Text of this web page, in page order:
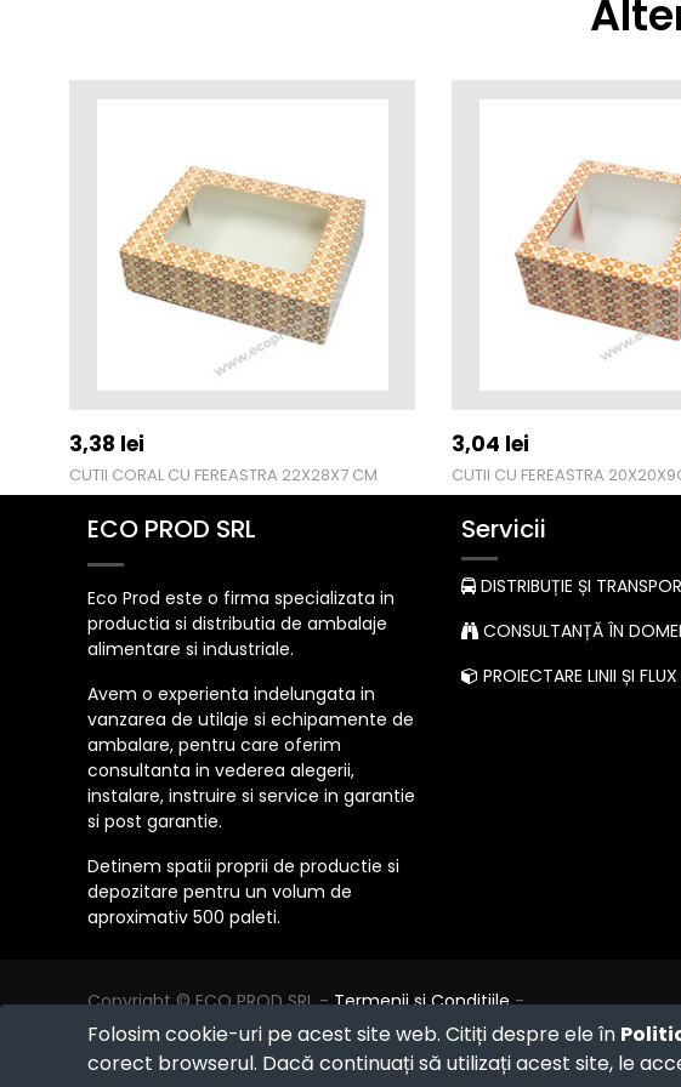
3,38 lei
CUTII CORAL CU FEREASTRA 22X28X7 CM
3,04 lei
CUTII CU FEREASTRA
Folosim cookie-uri pe acest site web. Citiți despre ele în
corect browserul. Dacă continuați să utilizați acest site, le
ECO PROD SRL
Eco Prod este o firma specializata in
productia si distributia de ambalaje
alimentare si industriale.
Avem o experienta indelungata in
vanzarea de utilaje si echipamente de
ambalare, pentru care oferim
consultanta in vederea alegerii,
instalare, instruire si service in garantie
si post garantie.
Detinem spatii proprii de productie si
depozitare pentru un volum de
aproximativ 500 paleti.
Servicii
DISTRIBUȚIE ȘI
CONSULTANȚĂ ÎN
PROIECTARE LINII ȘI
Copyright © ECO PROD SRL -Termenii si Conditiile -
Politica de Confidențialitate -Consultanță juridică -
Politica de retur
Cum cumpăr?